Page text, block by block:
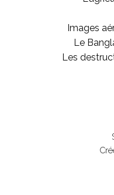
Images
Le
Les